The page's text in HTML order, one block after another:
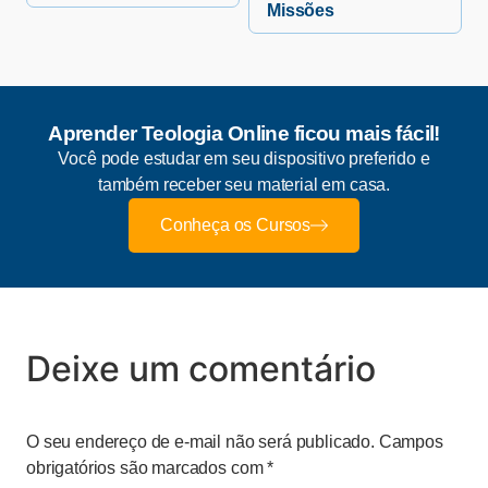
Missões
Aprender Teologia Online ficou mais fácil!
Você pode estudar em seu dispositivo preferido e
também receber seu material em casa.
Conheça os Cursos
Deixe um comentário
O seu endereço de e-mail não será publicado. Campos
obrigatórios são marcados com*